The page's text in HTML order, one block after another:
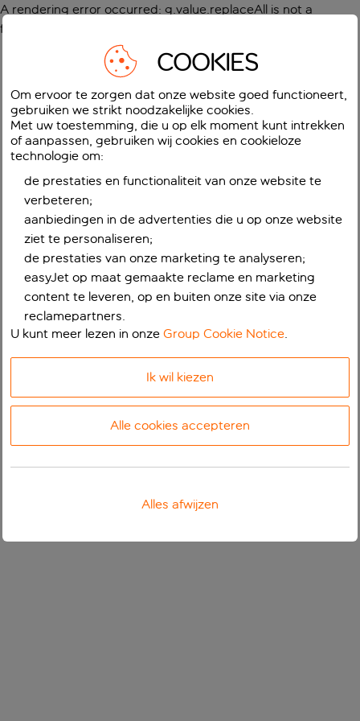
A rendering error occurred: g.value.replaceAll is not a
function
COOKIES
Om ervoor te zorgen dat onze website goed functioneert,
gebruiken we strikt noodzakelijke cookies.
Met uw toestemming, die u op elk moment kunt intrekken
of aanpassen, gebruiken wij cookies en cookieloze
technologie om:
de prestaties en functionaliteit van onze website te
verbeteren;
aanbiedingen in de advertenties die u op onze website
ziet te personaliseren;
de prestaties van onze marketing te analyseren;
easyJet op maat gemaakte reclame en marketing
content te leveren, op en buiten onze site via onze
reclamepartners.
U kunt meer lezen in onzeGroup Cookie Notice.
Ik wil kiezen
Alle cookies accepteren
Alles afwijzen